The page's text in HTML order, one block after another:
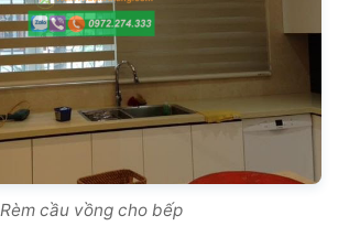
Rèm cầu vồng cho bếp